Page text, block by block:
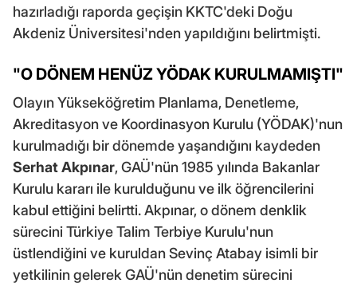
hazırladığı raporda geçişin KKTC'deki Doğu
Akdeniz Üniversitesi'nden yapıldığını belirtmişti.
"O DÖNEM HENÜZ YÖDAK KURULMAMIŞTI"
Olayın Yükseköğretim Planlama, Denetleme,
Akreditasyon ve Koordinasyon Kurulu (YÖDAK)'nun
kurulmadığı bir dönemde yaşandığını kaydeden
Serhat Akpınar, GAÜ'nün 1985 yılında Bakanlar
Kurulu kararı ile kurulduğunu ve ilk öğrencilerini
kabul ettiğini belirtti. Akpınar, o dönem denklik
sürecini Türkiye Talim Terbiye Kurulu'nun
üstlendiğini ve kuruldan Sevinç Atabay isimli bir
yetkilinin gelerek GAÜ'nün denetim sürecini